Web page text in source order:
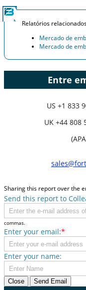
Relatórios
Mercado de
Mercado de
Entre
US +1 833
UK +44 808
Sharing this report over the
Send this report to
commas.
Enter your email:*
Enter your name:
Close Send Email